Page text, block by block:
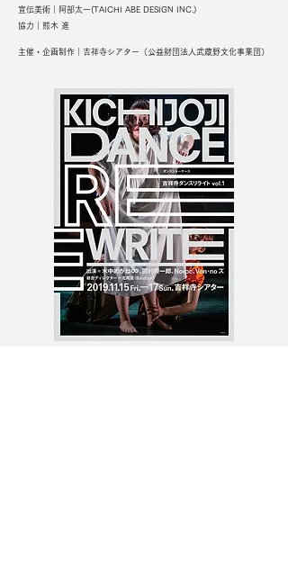
宣伝美術｜阿部太一(TAICHI ABE DESIGN INC.)
協力｜熊木 進
主催・企画制作｜吉祥寺シアター（公益財団法人武蔵野文化事業団）